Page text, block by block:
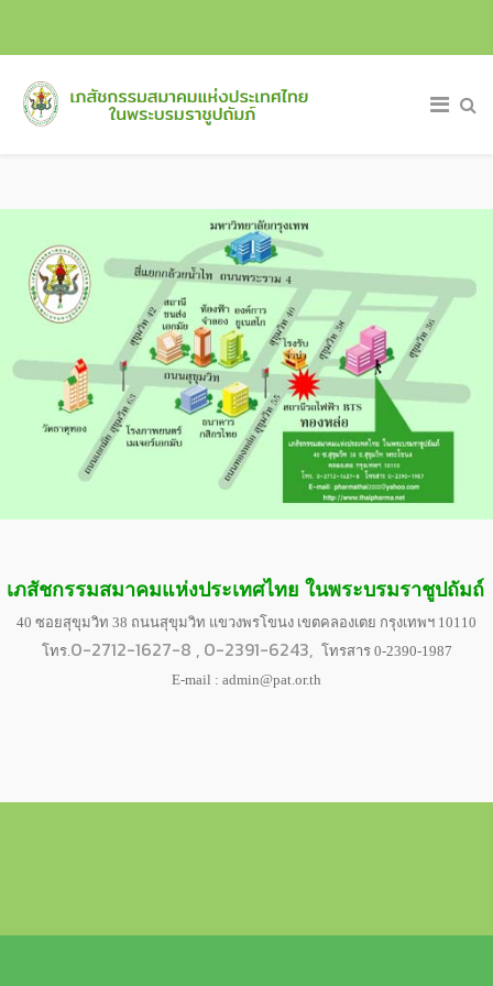
เภสัชกรรมสมาคมแห่งประเทศไทย ในพระบรมราชูปถัมถ์
40 ซอยสุขุมวิท 38 ถนนสุขุมวิท แขวงพรโขนง เขตคลองเตย กรุงเทพฯ 10110
โทร.0-2712-1627-8 , 0-2391-6243, โทรสาร 0-2390-1987
E-mail : admin@pat.or.th